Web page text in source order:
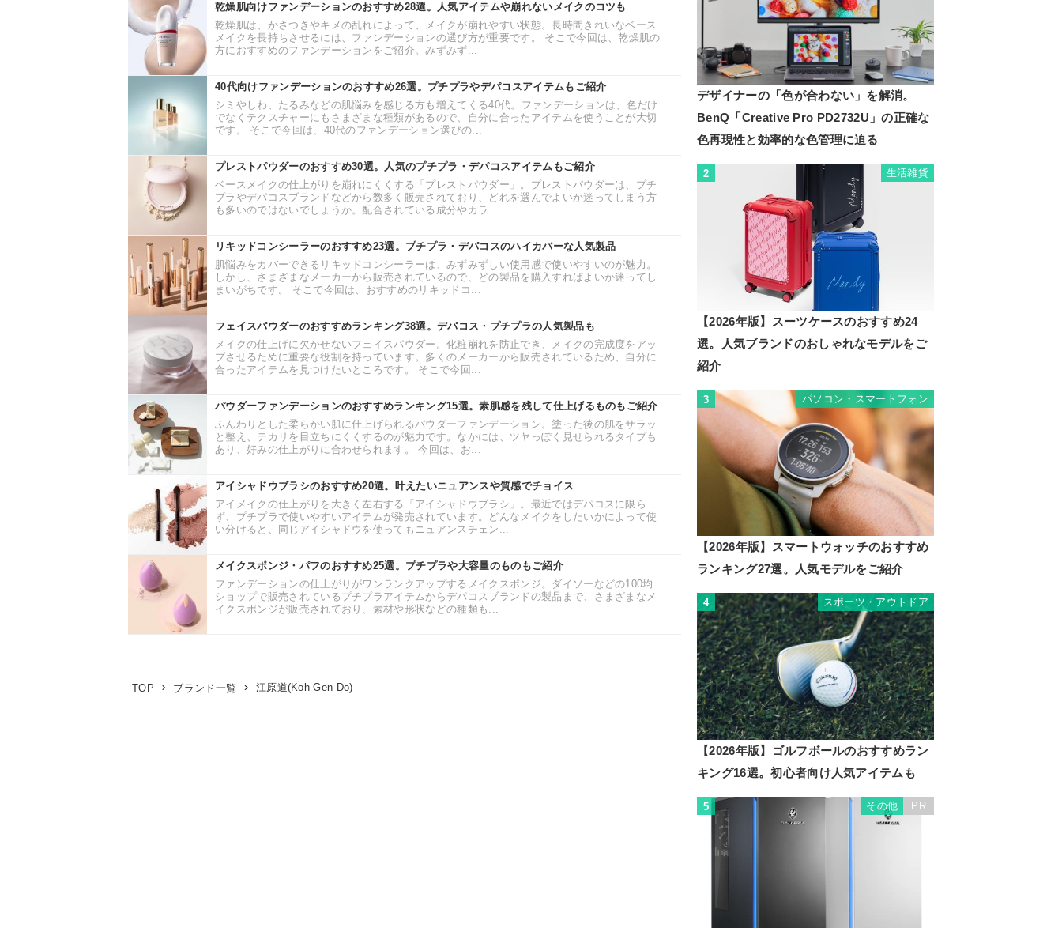
乾燥肌向けファンデーションのおすすめ28選。人気アイテムや崩れないメイクのコツも
乾燥肌は、かさつきやキメの乱れによって、メイクが崩れやすい状態。長時間きれいなベース
メイクを長持ちさせるには、ファンデーションの選び方が重要です。 そこで今回は、乾燥肌の
方におすすめのファンデーションをご紹介。みずみず...
40代向けファンデーションのおすすめ26選。プチプラやデパコスアイテムもご紹介
シミやしわ、たるみなどの肌悩みを感じる方も増えてくる40代。ファンデーションは、色だけ
でなくテクスチャーにもさまざまな種類があるので、自分に合ったアイテムを使うことが大切
です。 そこで今回は、40代のファンデーション選びの...
プレストパウダーのおすすめ30選。人気のプチプラ・デパコスアイテムもご紹介
ベースメイクの仕上がりを崩れにくくする「プレストパウダー」。プレストパウダーは、プチ
プラやデパコスブランドなどから数多く販売されており、どれを選んでよいか迷ってしまう方
も多いのではないでしょうか。配合されている成分やカラ...
リキッドコンシーラーのおすすめ23選。プチプラ・デパコスのハイカバーな人気製品
肌悩みをカバーできるリキッドコンシーラーは、みずみずしい使用感で使いやすいのが魅力。
しかし、さまざまなメーカーから販売されているので、どの製品を購入すればよいか迷ってし
まいがちです。 そこで今回は、おすすめのリキッドコ...
フェイスパウダーのおすすめランキング38選。デパコス・プチプラの人気製品も
メイクの仕上げに欠かせないフェイスパウダー。化粧崩れを防止でき、メイクの完成度をアッ
プさせるために重要な役割を持っています。多くのメーカーから販売されているため、自分に
合ったアイテムを見つけたいところです。 そこで今回...
パウダーファンデーションのおすすめランキング15選。素肌感を残して仕上げるものもご紹介
ふんわりとした柔らかい肌に仕上げられるパウダーファンデーション。塗った後の肌をサラッ
と整え、テカリを目立ちにくくするのが魅力です。なかには、ツヤっぽく見せられるタイプも
あり、好みの仕上がりに合わせられます。 今回は、お...
アイシャドウブラシのおすすめ20選。叶えたいニュアンスや質感でチョイス
アイメイクの仕上がりを大きく左右する「アイシャドウブラシ」。最近ではデパコスに限ら
ず、プチプラで使いやすいアイテムが発売されています。どんなメイクをしたいかによって使
い分けると、同じアイシャドウを使ってもニュアンスチェン...
メイクスポンジ・パフのおすすめ25選。プチプラや大容量のものもご紹介
ファンデーションの仕上がりがワンランクアップするメイクスポンジ。ダイソーなどの100均
ショップで販売されているプチプラアイテムからデパコスブランドの製品まで、さまざまなメ
イクスポンジが販売されており、素材や形状などの種類も...
TOP ブランド一覧 江原道(Koh Gen Do)
デザイナーの「色が合わない」を解消。
BenQ「Creative Pro PD2732U」の正確な
色再現性と効率的な色管理に迫る
2 生活雑貨
【2026年版】スーツケースのおすすめ24
選。人気ブランドのおしゃれなモデルをご
紹介
3 パソコン・スマートフォン
【2026年版】スマートウォッチのおすすめ
ランキング27選。人気モデルをご紹介
4 スポーツ・アウトドア
【2026年版】ゴルフボールのおすすめラン
キング16選。初心者向け人気アイテムも
5 その他 PR